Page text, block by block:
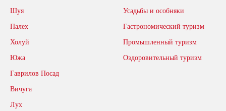
Шуя
Палех
Холуй
Южа
Гаврилов Посад
Вичуга
Лух
Усадьбы и особняки
Гастрономический туризм
Промышленный туризм
Оздоровительный туризм